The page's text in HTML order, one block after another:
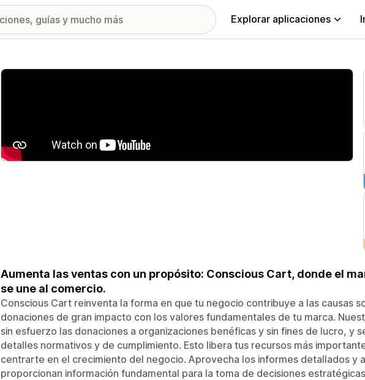
Explorar aplicaciones
Galería de imágenes destacadas
Aumenta las ventas con un propósito: Conscious Cart, donde el
se une al comercio.
Conscious Cart reinventa la forma en que tu negocio contribuye a las causas
donaciones de gran impacto con los valores fundamentales de tu marca.
sin esfuerzo las donaciones a organizaciones benéficas y sin fines de lucro, y
detalles normativos y de cumplimiento. Esto libera tus recursos más
centrarte en el crecimiento del negocio. Aprovecha los informes detallados y
proporcionan información fundamental para la toma de decisiones